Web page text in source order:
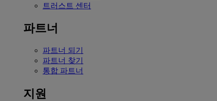
트러스트 센터
파트너
파트너 되기
파트너 찾기
통합 파트너
지원